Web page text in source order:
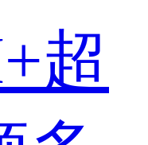
超